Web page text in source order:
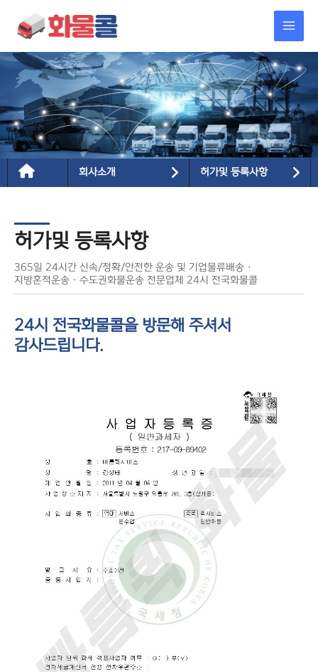
건너뛰기
회사소개 허가및 등록사항
허가및 등록사항
365일 24시간 신속/정확/안전한 운송 및 기업물류배송 ·
지방혼적운송 · 수도권화물운송 전문업체 24시 전국화물콜
24시 전국화물콜을 방문해 주셔서
감사드립니다.